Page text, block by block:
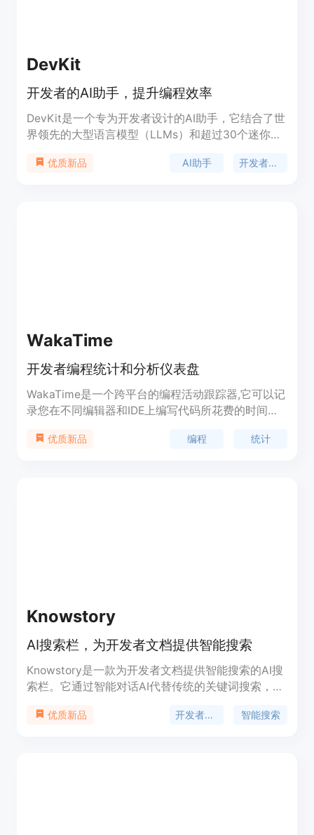
DevKit
开发者的AI助手，提升编程效率
DevKit是一个专为开发者设计的AI助手，它结合了世
界领先的大型语言模型（LLMs）和超过30个迷你工
DevKit支持快速生成公共API配置、用普通英语查询
优质新品 AI助手 开发者工具
WakaTime
开发者编程统计和分析仪表盘
WakaTime是一个跨平台的编程活动跟踪器,它可以记
录您在不同编辑器和IDE上编写代码所花费的时间。
码行为,提高编程效率。
优质新品 编程 统计
Knowstory
AI搜索栏，为开发者文档提供智能搜索
Knowstory是一款为开发者文档提供智能搜索的AI搜
索栏。它通过智能对话AI代替传统的关键词搜索，理
捷地找到所需文档。支持Next.js、Vite、Django、
优质新品 开发者工具 智能搜索